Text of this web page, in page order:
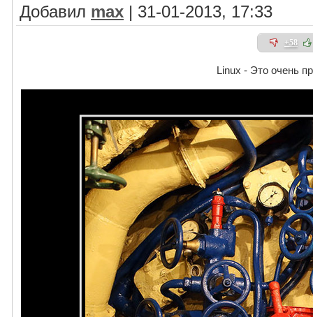
Добавил max | 31-01-2013, 17:33
+58
Linux - Это очень